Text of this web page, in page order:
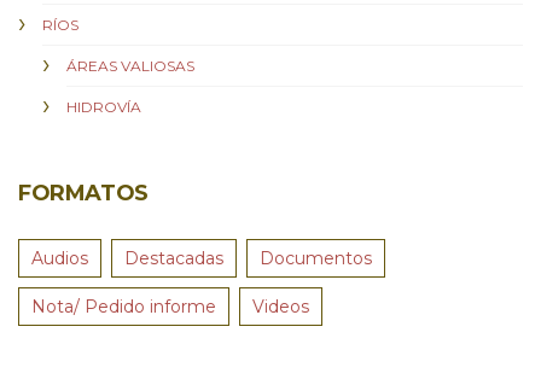
RÍOS
ÁREAS VALIOSAS
HIDROVÍA
FORMATOS
Audios Destacadas Documentos
Nota/ Pedido informe Videos